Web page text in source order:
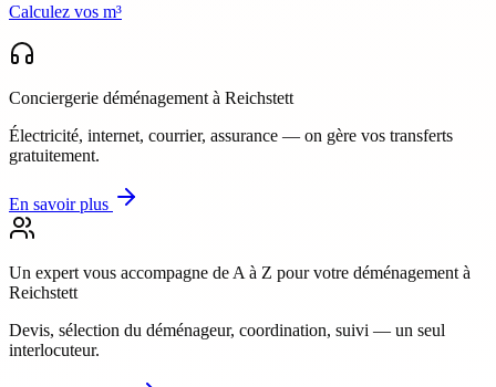
Calculez vos m³
Conciergerie déménagement à Reichstett
Électricité, internet, courrier, assurance — on gère vos transferts
gratuitement.
En savoir plus
Un expert vous accompagne de A à Z pour votre déménagement à
Reichstett
Devis, sélection du déménageur, coordination, suivi — un seul
interlocuteur.